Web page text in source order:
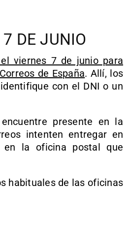
7 DE JUNIO
viernes 7 de junio para
de España. Allí, los
con el DNI o un
presente en la
intenten entregar en
en la oficina postal que
habituales de las oficinas